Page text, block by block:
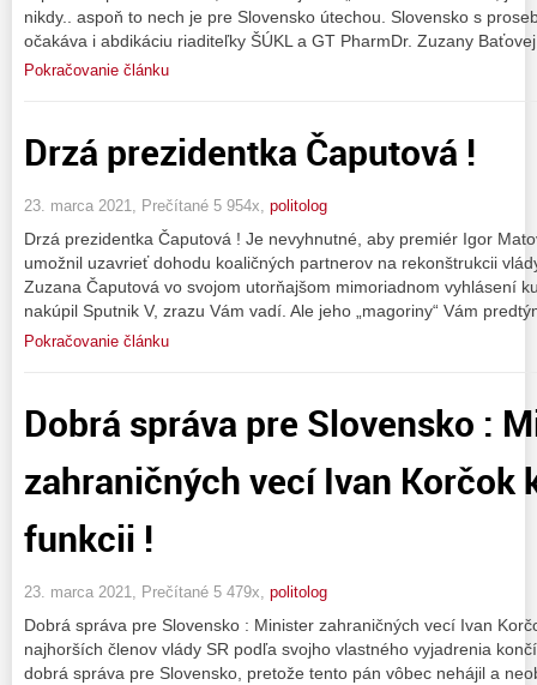
nikdy.. aspoň to nech je pre Slovensko útechou. Slovensko s
očakáva i abdikáciu riaditeľky ŠÚKL a GT PharmDr. Zuzany
Pokračovanie článku
Drzá prezidentka Čaputová !
23. marca 2021, Prečítané 5 954x, politolog
Drzá prezidentka Čaputová ! Je nevyhnutné, aby premiér Igor
umožnil uzavrieť dohodu koaličných partnerov na rekonštrukcii
Zuzana Čaputová vo svojom utorňajšom mimoriadnom vyhlásení
nakúpil Sputnik V, zrazu Vám vadí. Ale jeho „magoriny“ Vám
Pokračovanie článku
Dobrá správa pre Slovensko :
zahraničných vecí Ivan Korčok
funkcii !
23. marca 2021, Prečítané 5 479x, politolog
Dobrá správa pre Slovensko : Minister zahraničných vecí Ivan
najhorších členov vlády SR podľa svojho vlastného vyjadrenia
dobrá správa pre Slovensko, pretože tento pán vôbec nehájil a